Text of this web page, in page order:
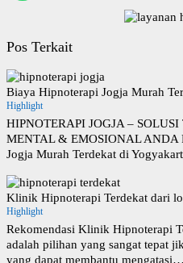
Pos Terkait
Biaya Hipnoterapi Jogja Murah
Highlight
HIPNOTERAPI JOGJA –
MENTAL & EMOSIONAL ANDA
Jogja Murah Terdekat di
Klinik Hipnoterapi Terdekat dari
Highlight
Rekomendasi Klinik Hipnoterapi
adalah pilihan yang sangat tepat
yang dapat membantu mengatasi…